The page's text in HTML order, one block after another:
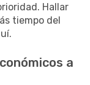
Hallar
tiempo del
a